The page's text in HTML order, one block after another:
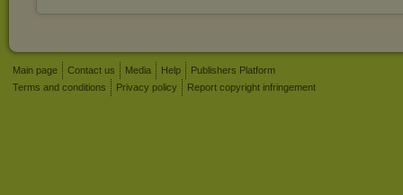
Main page Contact us Media Help
Publishers Platform
Terms and conditions
Privacy policy Report copyright infringement